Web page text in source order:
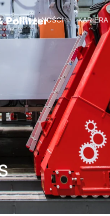
AKTUALNOŚCI KARIERA